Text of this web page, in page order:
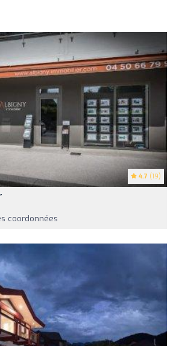
4.7 (19)
coordonnées